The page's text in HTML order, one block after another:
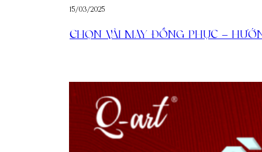
15/03/2025
CHỌN VẢI MAY ĐỒNG PHỤC –